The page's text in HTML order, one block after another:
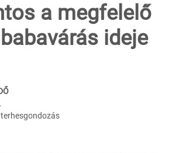
a megfelelő
ideje
terhesgondozás